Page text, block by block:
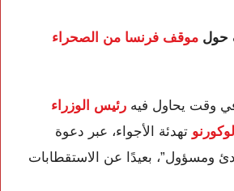
حول موقف فرنسا من الصحراء
وقت يحاول فيه رئيس الوزراء
تهدئة الأجواء، عبر دعوة
ومسؤول”، بعيدًا عن الاستقطابات